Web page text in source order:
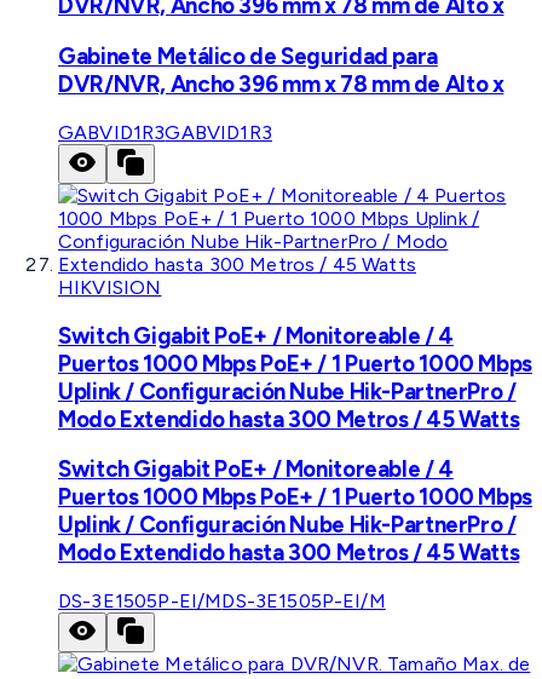
DVR/NVR, Ancho 396 mm x 78 mm de Alto x
Gabinete Metálico de Seguridad para
DVR/NVR, Ancho 396 mm x 78 mm de Alto x
GABVID1R3GABVID1R3
HIKVISION
Switch Gigabit PoE+ / Monitoreable / 4
Puertos 1000 Mbps PoE+ / 1 Puerto 1000 Mbps
Uplink / Configuración Nube Hik-PartnerPro /
Modo Extendido hasta 300 Metros / 45 Watts
Switch Gigabit PoE+ / Monitoreable / 4
Puertos 1000 Mbps PoE+ / 1 Puerto 1000 Mbps
Uplink / Configuración Nube Hik-PartnerPro /
Modo Extendido hasta 300 Metros / 45 Watts
DS-3E1505P-EI/MDS-3E1505P-EI/M